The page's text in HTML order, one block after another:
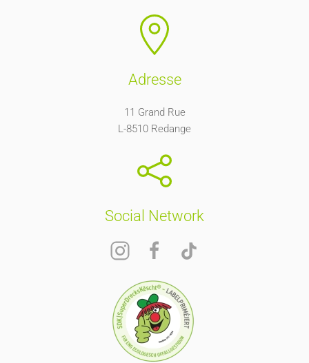
Adresse
11 Grand Rue
L-8510 Redange
Social Network